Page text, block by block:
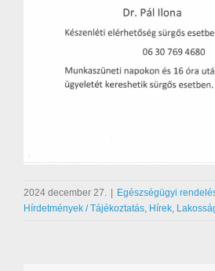
2024 december 27. Egészségügyi
Hírdetmények / Tájékoztatás, Hírek,